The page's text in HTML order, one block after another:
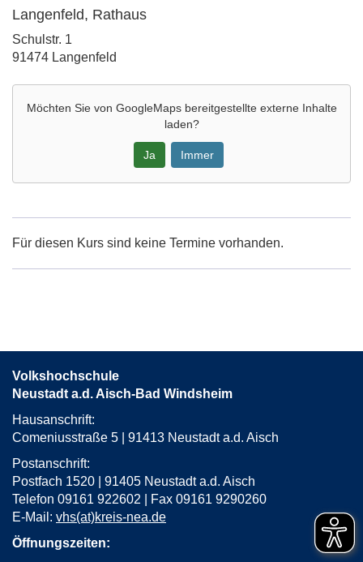
Langenfeld, Rathaus
Adresse:
Schulstr. 1
91474 Langenfeld
Möchten Sie von GoogleMapsbereitgestellte externe Inhalte
laden?
Ja Immer
Maps
Karte
Langenfeld,
Für diesen Kurs sind keine Termine vorhanden.
Volkshochschule
Neustadt a.d. Aisch-Bad Windsheim
Hausanschrift:
Comeniusstraße 5 | 91413 Neustadt a.d. Aisch
Postanschrift:
Postfach 1520 | 91405 Neustadt a.d. Aisch
Telefon 09161 922602 | Fax 09161 9290260
E-Mail: vhs(at)kreis-nea.de
Öffnungszeiten: